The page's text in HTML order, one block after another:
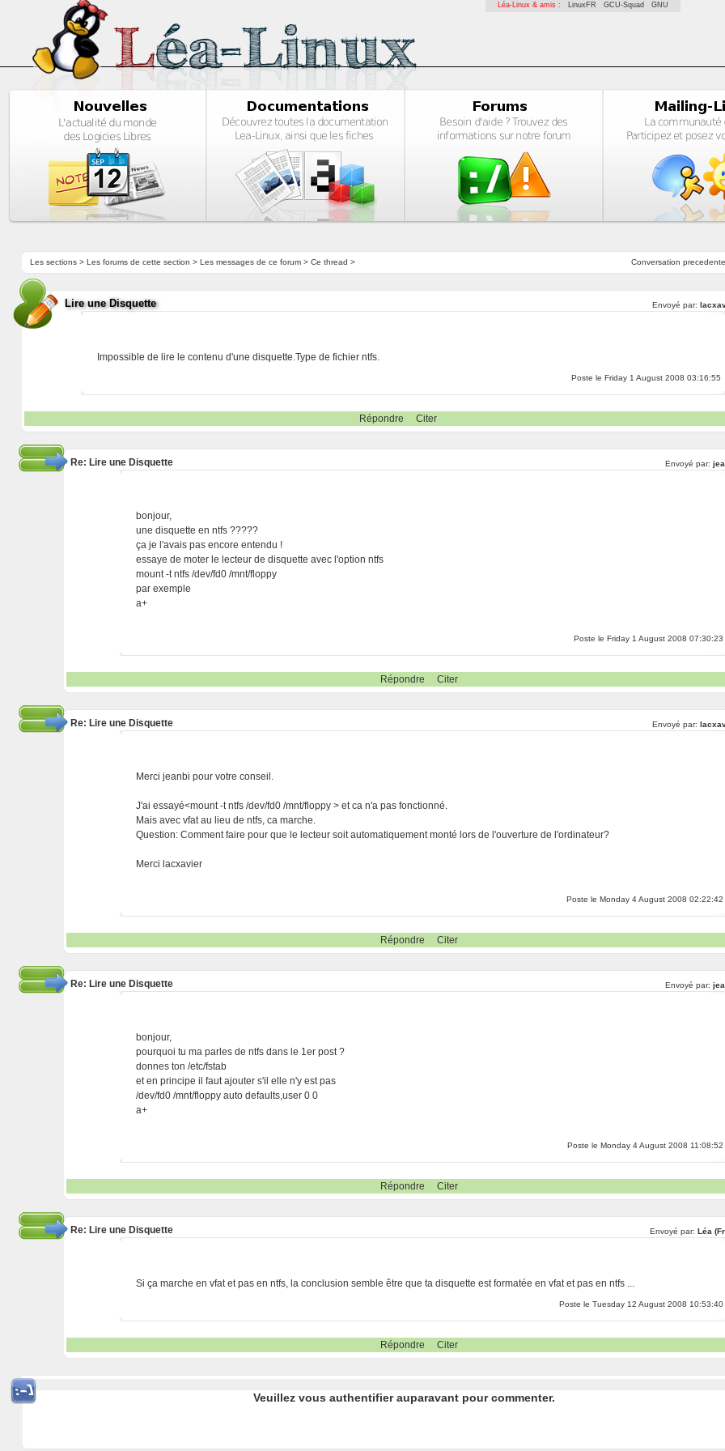
Léa-Linux & amis : LinuxFR GCU-Squad GNU
Conversation precedente
Les sections> Les forums de cette section > Les messages de ce forum> Ce thread >
Lire une Disquette Envoyé par:
Impossible de lire le contenu d'une disquette.Type de fichier ntfs.
Poste le Friday 1 August 2008 03:16:55
Répondre Citer
Re: Lire une Disquette Envoyé par:
bonjour,
une disquette en ntfs ?????
ça je l'avais pas encore entendu !
essaye de moter le lecteur de disquette avec l'option ntfs
mount -t ntfs /dev/fd0 /mnt/floppy
par exemple
a+
Poste le Friday 1 August 2008 07:30:23
Répondre Citer
Re: Lire une Disquette Envoyé par:
Merci jeanbi pour votre conseil.
J'ai essayé<mount -t ntfs /dev/fd0 /mnt/floppy > et ca n'a pas fonctionné.
Mais avec vfat au lieu de ntfs, ca marche.
Question: Comment faire pour que le lecteur soit automatiquement monté lors de l'ouverture de l'ordinateur?
Merci lacxavier
Poste le Monday 4 August 2008 02:22:42
Répondre Citer
Re: Lire une Disquette Envoyé par:
bonjour,
pourquoi tu ma parles de ntfs dans le 1er post ?
donnes ton /etc/fstab
et en principe il faut ajouter s'il elle n'y est pas
/dev/fd0 /mnt/floppy auto defaults,user 0 0
a+
Poste le Monday 4 August 2008 11:08:52
Répondre Citer
Re: Lire une Disquette Envoyé par: Léa
Si ça marche en vfat et pas en ntfs, la conclusion semble être que ta disquette est formatée en vfat et pas en ntfs ...
Poste le Tuesday 12 August 2008 10:53:40
Répondre Citer
Veuillez vous authentifier auparavant pour commenter.